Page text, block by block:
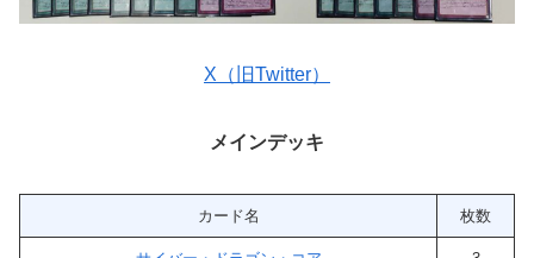
X（旧Twitter）
メインデッキ
カード名 枚数